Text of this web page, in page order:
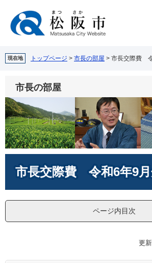
本
文
へ
現在地 トップページ > 市長の部屋 > 市長交際費
市長の部屋
市長交際費 令和6年9
ページ内目次
更